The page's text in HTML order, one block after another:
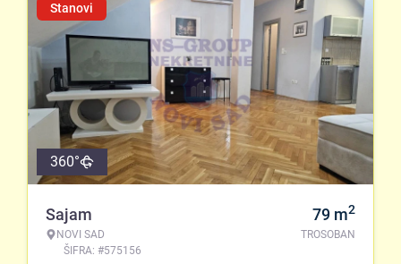
Stanovi
360°
Sajam
NOVI SAD
ŠIFRA: #575156
79 m2
TROSOBAN